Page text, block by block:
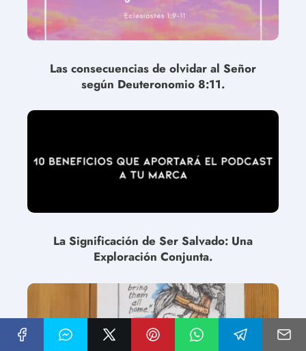
Las consecuencias de olvidar al Señor
según Deuteronomio 8:11.
La Significación de Ser Salvado: Una
Exploración Conjunta.